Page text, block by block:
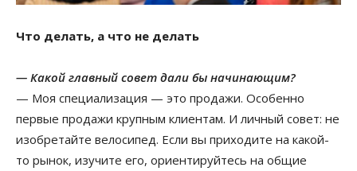
Что делать, а что не делать
— Какой главный совет дали бы начинающим?
— Моя специализация — это продажи. Особенно
первые продажи крупным клиентам. И личный совет: не
изобретайте велосипед. Если вы приходите на какой-
то рынок, изучите его, ориентируйтесь на общие